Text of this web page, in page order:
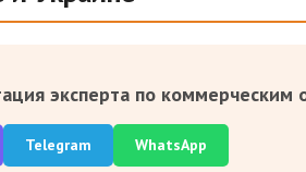
эксперта по коммерческим
Telegram WhatsApp